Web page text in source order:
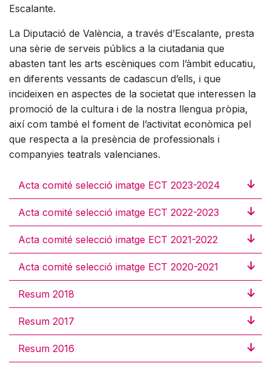
Escalante.
La Diputació de València, a través d’Escalante, presta
una sèrie de serveis públics a la ciutadania que
abasten tant les arts escèniques com l’àmbit educatiu,
en diferents vessants de cadascun d’ells, i que
incideixen en aspectes de la societat que interessen la
promoció de la cultura i de la nostra llengua pròpia,
així com també el foment de l’activitat econòmica pel
que respecta a la presència de professionals i
companyies teatrals valencianes.
Acta comité selecció imatge ECT 2023-2024
Acta comité selecció imatge ECT 2022-2023
Acta comité selecció imatge ECT 2021-2022
Acta comité selecció imatge ECT 2020-2021
Resum 2018
Resum 2017
Resum 2016